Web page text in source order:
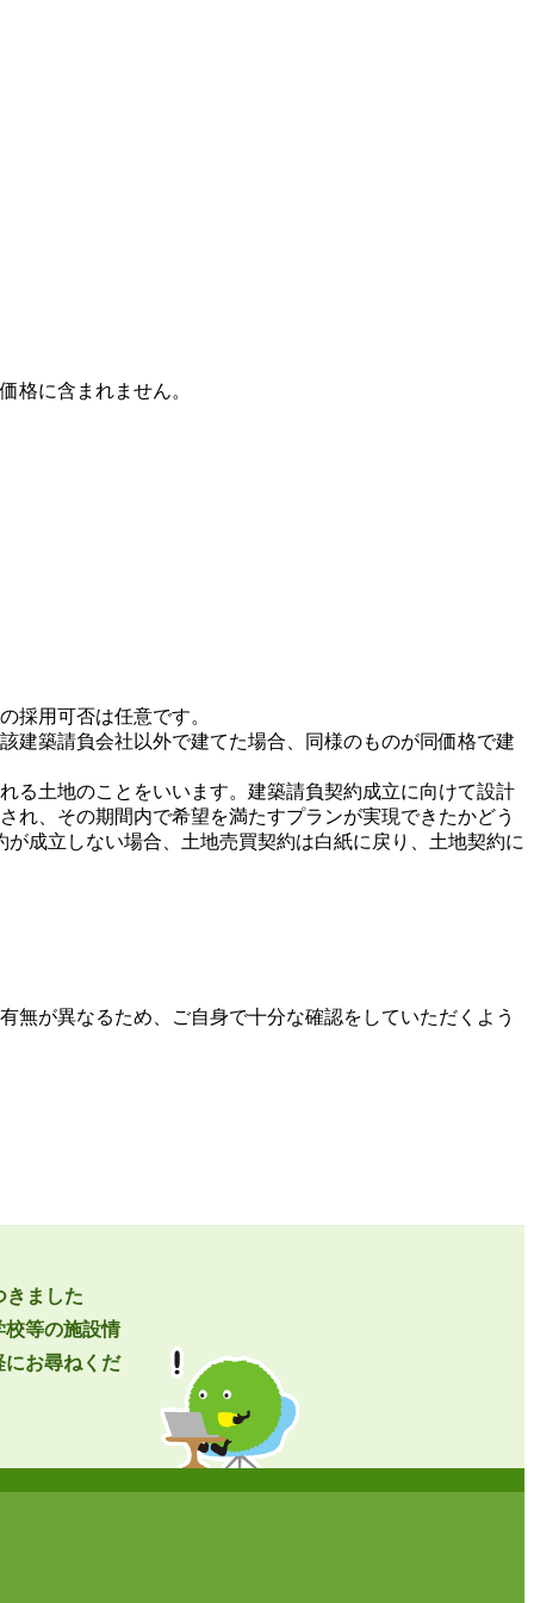
格に含まれません。
採用可否は任意です。
建築請負会社以外で建てた場合、同様のものが同価格で建
る土地のことをいいます。建築請負契約成立に向けて設計
れ、その期間内で希望を満たすプランが実現できたかどう
成立しない場合、土地売買契約は白紙に戻り、土地契約に
が異なるため、ご自身で十分な確認をしていただくよう
きました
校等の施設情
にお尋ねくだ